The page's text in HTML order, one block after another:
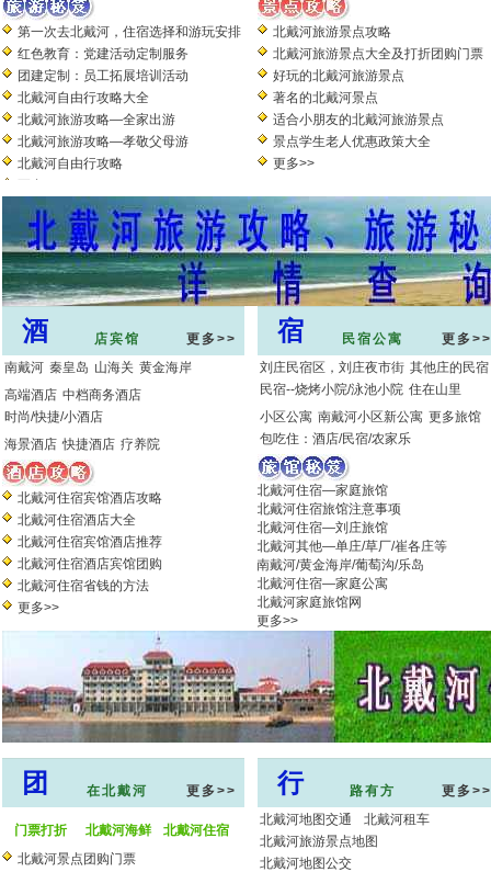
第一次去北戴河，住宿选择和游玩安排
红色教育：党建活动定制服务
团建定制：员工拓展培训活动
北戴河自由行攻略大全
北戴河旅游攻略—全家出游
北戴河旅游攻略—孝敬父母游
北戴河自由行攻略
北戴河旅游景点攻略
北戴河旅游景点大全及打折团购门票
好玩的北戴河旅游景点
著名的北戴河景点
适合小朋友的北戴河旅游景点
景点学生老人优惠政策大全
更多>>
酒 店宾馆
更多>>
南戴河 秦皇岛 山海关 黄金海岸
高端酒店 中档商务酒店
时尚/快捷/小酒店
海景酒店 快捷酒店 疗养院
北戴河住宿宾馆酒店攻略
北戴河住宿酒店大全
北戴河住宿宾馆酒店推荐
北戴河住宿酒店宾馆团购
北戴河住宿省钱的方法
更多>>
宿 民宿公寓
更多
刘庄民宿区，刘庄夜市街 其他庄的民宿
民宿--烧烤小院/泳池小院 住在山里
小区公寓 南戴河小区新公寓 更多旅馆
包吃住：酒店/民宿/农家乐
北戴河住宿—家庭旅馆
北戴河住宿旅馆注意事项
北戴河住宿—刘庄旅馆
北戴河其他—单庄/草厂/崔各庄等
南戴河/黄金海岸/葡萄沟/乐岛
北戴河住宿—家庭公寓
北戴河家庭旅馆网
更多>>
团 在北戴河 更多>>
门票打折 北戴河海鲜
北戴河住宿
北戴河景点团购门票
行 路有方
更多
北戴河地图交通
北戴河租车
北戴河旅游景点地图
北戴河地图公交